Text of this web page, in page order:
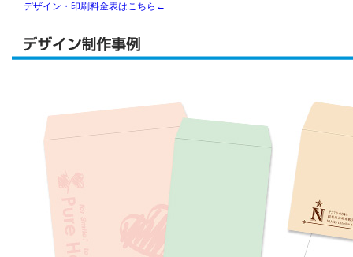
デザイン・印刷料金表はこちら←